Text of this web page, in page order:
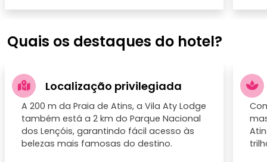
Quais os destaques do hotel?
Localização privilegiada
A 200 m da Praia de Atins, a Vila Aty Lodge
também está a 2 km do Parque Nacional
dos Lençóis, garantindo fácil acesso às
belezas mais famosas do destino.